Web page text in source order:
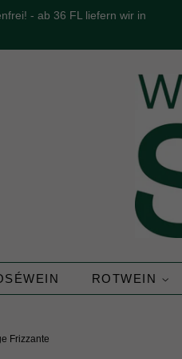
- ab 36 FL liefern wir in
ROTWEIN
Frizzante